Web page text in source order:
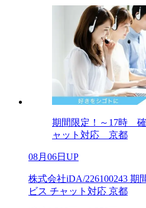
期間限定！～17時
ャット対応 京都
08月06日UP
株式会社iDA/226100243 期
ビス チャット対応 京都